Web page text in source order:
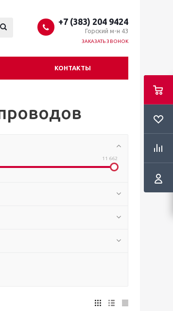
+7 (383) 204 9424
Горский м-н 43
ЗАКАЗАТЬ ЗВОНОК
КОНТАКТЫ
11 662